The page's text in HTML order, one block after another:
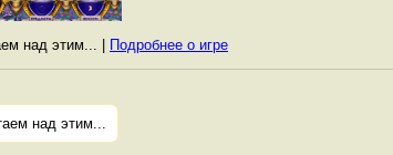
над этим... | Подробнее о игре
над этим...